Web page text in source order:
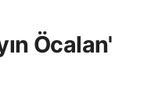
Öcalan'